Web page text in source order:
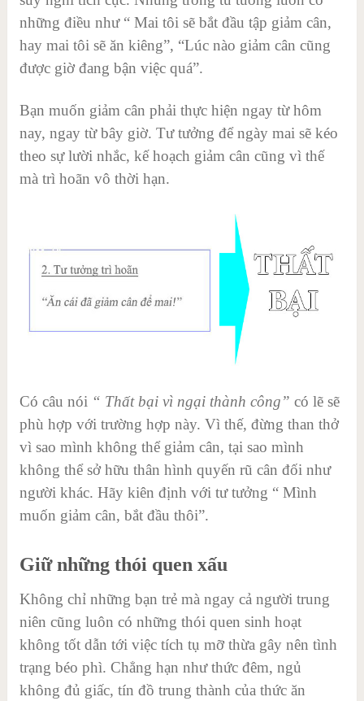
những điều như “ Mai tôi sẽ bắt đầu tập giảm cân,
hay mai tôi sẽ ăn kiêng”, “Lúc nào giảm cân cũng
được giờ đang bận việc quá”.
Bạn muốn giảm cân phải thực hiện ngay từ hôm
nay, ngay từ bây giờ. Tư tưởng để ngày mai sẽ kéo
theo sự lười nhắc, kế hoạch giảm cân cũng vì thế
mà trì hoãn vô thời hạn.
Có câu nói “ Thất bại vì ngại thành công” có lẽ sẽ
phù hợp với trường hợp này. Vì thế, đừng than thở
vì sao mình không thể giảm cân, tại sao mình
không thể sở hữu thân hình quyến rũ cân đối như
người khác. Hãy kiên định với tư tưởng “ Mình
muốn giảm cân, bắt đầu thôi”.
Giữ những thói quen xấu
Không chỉ những bạn trẻ mà ngay cả người trung
niên cũng luôn có những thói quen sinh hoạt
không tốt dẫn tới việc tích tụ mỡ thừa gây nên tình
trạng béo phì. Chẳng hạn như thức đêm, ngủ
không đủ giấc, tín đồ trung thành của thức ăn